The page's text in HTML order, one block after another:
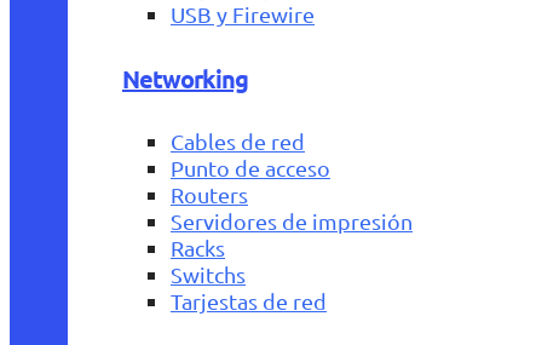
USB y Firewire
Networking
Cables de red
Punto de acceso
Routers
Servidores de impresión
Racks
Switchs
Tarjestas de red